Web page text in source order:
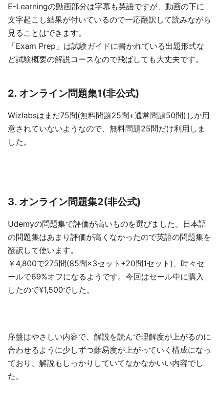
E-Learningの動画部分は字幕も英語ですが、動画の下に
文字起こし結果が付いているので一応翻訳して読みながら
見ることはできます。
「Exam Prep」は試験ガイドに書かれている出題形式な
ど試験概要の解説コースなので飛ばしても大丈夫です。
2. オンライン問題集1(非公式)
Wizlabsはまだ75問(無料問題25問+通常問題50問)しか用
意されていないようなので、無料問題25問だけ利用しま
した。
3. オンライン問題集2(非公式)
Udemyの問題集で評価が高いものを選びました。日本語
の問題集はあまり評価が高くなかったので英語の問題集を
翻訳して使います。
￥4,800で275問(85問×3セット+20問1セット)、時々セ
ールで69%オフになるようです。今回はセール中に購入
したので¥1,500でした。
序盤はやさしい内容で、解説を読んで理解度が上がるのに
合わせるように少しずつ難易度が上がっていく構成になっ
ており、解説もしっかりしていてなかなかいい内容でし
た。